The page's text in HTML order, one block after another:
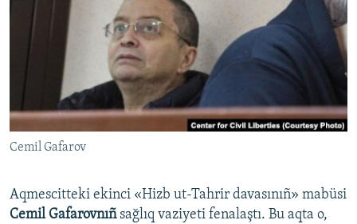
SÜRET
BLOGLAR
Русский
Українською
Cemil Gafarov
Aqmescitteki ekinci «Hizb ut-Tahrir davasınıñ» mabüsi
Cemil Gafarovnıñsağlıq vaziyeti fenalaştı. Bu aqta o,